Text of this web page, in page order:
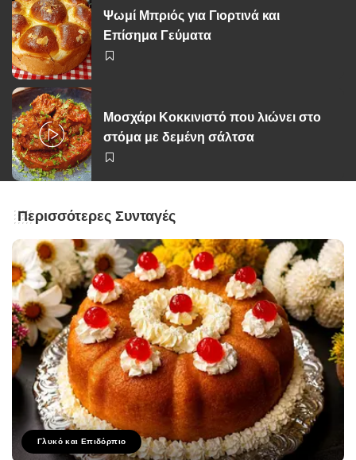
by
Ψωμί Μπριός για Γιορτινά και
Επίσημα Γεύματα
Μοσχάρι Κοκκινιστό που λιώνει στο
στόμα με δεμένη σάλτσα
Περισσότερες Συνταγές
Γλυκό και Επιδόρπιο